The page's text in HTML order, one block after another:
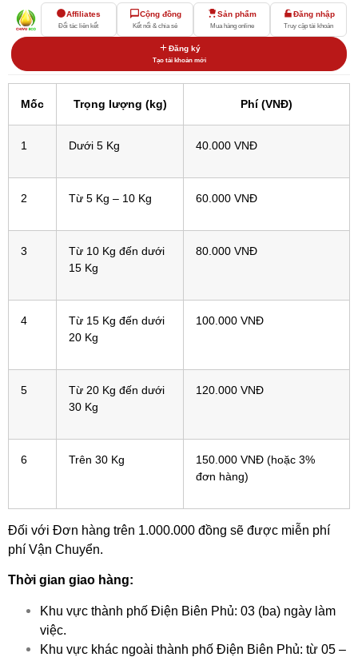
Affiliates
Đối tác liên kết
Cộng đồng
Kết nối & chia sẻ
Sản phẩm
Mua hàng online
Đăng nhập
Truy cập tài khoản
Đăng ký
Tạo tài khoản mới
Mốc Trọng lượng (kg) Phí (VNĐ)
1 Dưới 5 Kg 40.000 VNĐ
2 Từ 5 Kg – 10 Kg 60.000 VNĐ
3
Từ 10 Kg đến dưới
15 Kg
80.000 VNĐ
4
Từ 15 Kg đến dưới
20 Kg
100.000 VNĐ
5
Từ 20 Kg đến dưới
30 Kg
120.000 VNĐ
6 Trên 30 Kg
150.000 VNĐ (hoặc 3%
đơn hàng)
Đối với Đơn hàng trên 1.000.000 đồng sẽ được miễn phí
phí Vận Chuyển.
Thời gian giao hàng:
Khu vực thành phố Điện Biên Phủ: 03 (ba) ngày làm
việc.
Khu vực khác ngoài thành phố Điện Biên Phủ: từ 05 –